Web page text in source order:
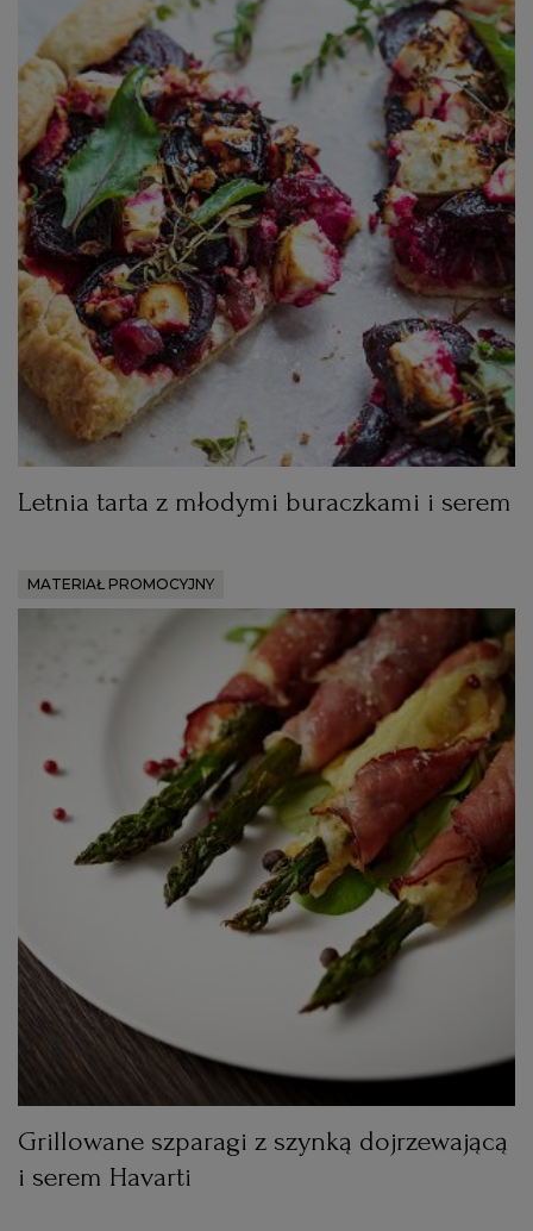
Letnia tarta z młodymi buraczkami i serem
MATERIAŁ PROMOCYJNY
Grillowane szparagi z szynką dojrzewającą
i serem Havarti